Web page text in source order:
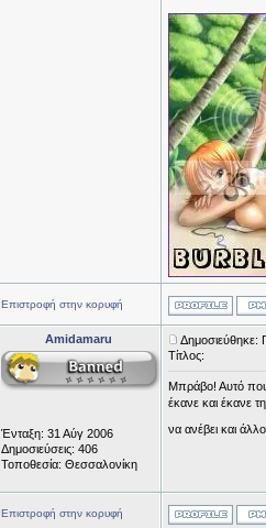
Επιστροφή στην κορυφή
Amidamaru
Ένταξη: 31 Αύγ 2006
Δημοσιεύσεις: 406
Τοποθεσία: Θεσσαλονίκη
Τίτλος:
Μπράβο! Αυτό
έκανε και έκανε
να ανέβει και
Επιστροφή στην κορυφή